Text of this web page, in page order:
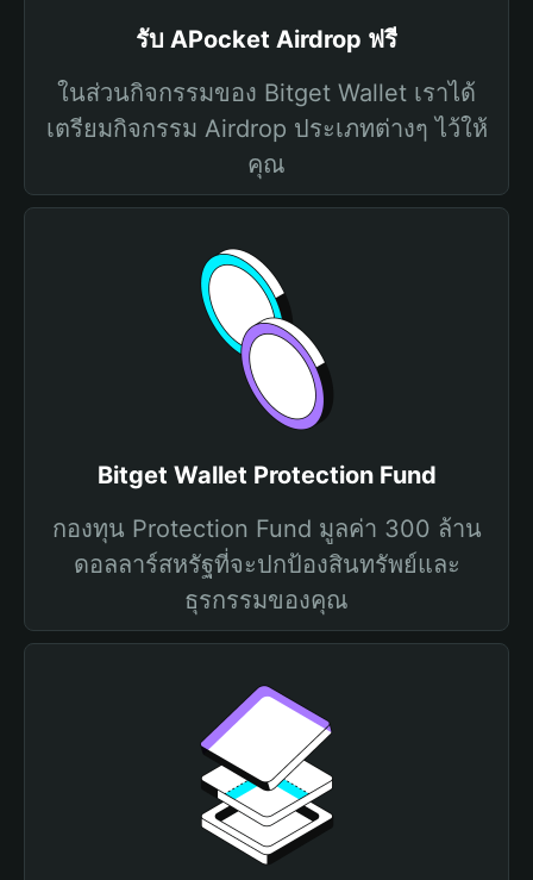
รับ APocket Airdrop ฟรี
ในส่วนกิจกรรมของ Bitget Wallet เราได้
เตรียมกิจกรรม Airdrop ประเภทต่างๆ ไว้ให้
คุณ
Bitget Wallet Protection Fund
กองทุน Protection Fund มูลค่า 300 ล้าน
ดอลลาร์สหรัฐที่จะปกป้องสินทรัพย์และ
ธุรกรรมของคุณ